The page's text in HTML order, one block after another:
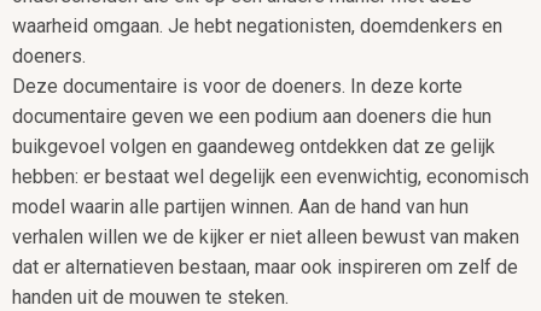
waarheid omgaan. Je hebt negationisten, doemdenkers en
doeners.
Deze documentaire is voor de doeners. In deze korte
documentaire geven we een podium aan doeners die hun
buikgevoel volgen en gaandeweg ontdekken dat ze gelijk
hebben: er bestaat wel degelijk een evenwichtig, economisch
model waarin alle partijen winnen. Aan de hand van hun
verhalen willen we de kijker er niet alleen bewust van maken
dat er alternatieven bestaan, maar ook inspireren om zelf de
handen uit de mouwen te steken.